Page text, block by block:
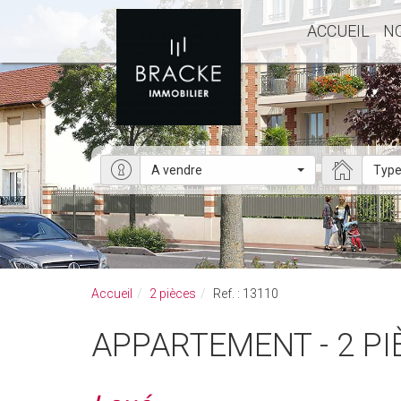
ACCUEIL
A vendre
Accueil 2 pièces Ref. : 13110
APPARTEMENT - 2